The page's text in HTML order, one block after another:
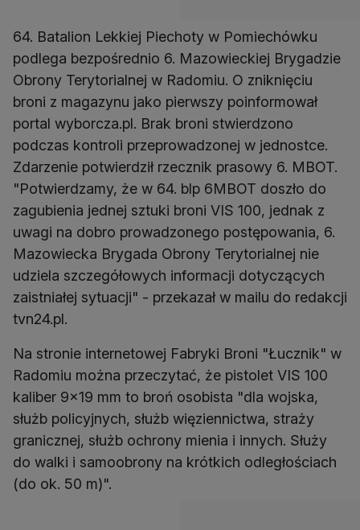
64. Batalion Lekkiej Piechoty w Pomiechówku
podlega bezpośrednio 6. Mazowieckiej Brygadzie
Obrony Terytorialnej w Radomiu. O zniknięciu
broni z magazynu jako pierwszy poinformował
portal wyborcza.pl. Brak broni stwierdzono
podczas kontroli przeprowadzonej w jednostce.
Zdarzenie potwierdził rzecznik prasowy 6. MBOT.
"Potwierdzamy, że w 64. blp 6MBOT doszło do
zagubienia jednej sztuki broni VIS 100, jednak z
uwagi na dobro prowadzonego postępowania, 6.
Mazowiecka Brygada Obrony Terytorialnej nie
udziela szczegółowych informacji dotyczących
zaistniałej sytuacji" - przekazał w mailu do redakcji
tvn24.pl.
Na stronie internetowej Fabryki Broni "Łucznik" w
Radomiu można przeczytać, że pistolet VIS 100
kaliber 9x19 mm to broń osobista "dla wojska,
służb policyjnych, służb więziennictwa, straży
granicznej, służb ochrony mienia i innych. Służy
do walki i samoobrony na krótkich odległościach
(do ok. 50 m)".